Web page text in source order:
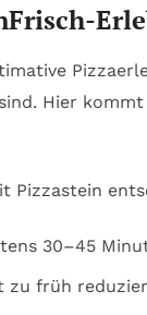
Hier
Pizzastein
30–45
zu früh